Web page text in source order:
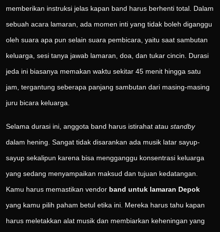
memberikan instruksi jelas kapan band harus berhenti total. Dalam
sebuah acara lamaran, ada momen inti yang tidak boleh diganggu
oleh suara apa pun selain suara pembicara, yaitu saat sambutan
keluarga, sesi tanya jawab lamaran, doa, dan tukar cincin. Durasi
jeda ini biasanya memakan waktu sekitar 45 menit hingga satu
jam, tergantung seberapa panjang sambutan dari masing-masing
juru bicara keluarga.
Selama durasi ini, anggota band harus istirahat atau standby
dalam hening. Sangat tidak disarankan ada musik latar sayup-
sayup sekalipun karena bisa mengganggu konsentrasi keluarga
yang sedang menyampaikan maksud dan tujuan kedatangan.
Kamu harus memastikan vendor band untuk lamaran Depok
yang kamu pilih paham betul etika ini. Mereka harus tahu kapan
harus meletakkan alat musik dan membiarkan keheningan yang